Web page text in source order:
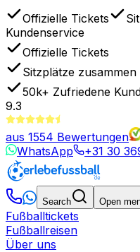
Offizielle Tickets
Kundenservice
Offizielle Tickets
Sitzplätze zusammen
50k+ Zufriedene
9.3
aus 1554 Bewertungen
WhatsApp
+31 30
Search Open
Fußballtickets
Fußballreisen
Über uns